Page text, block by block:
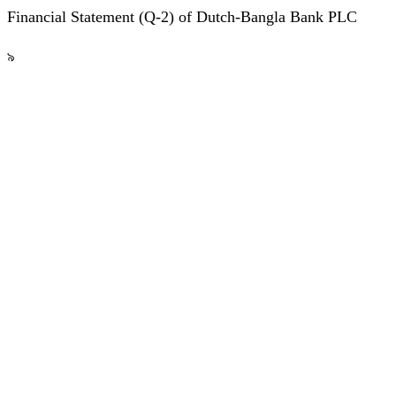
Financial Statement (Q-2) of Dutch-Bangla Bank PLC
৯